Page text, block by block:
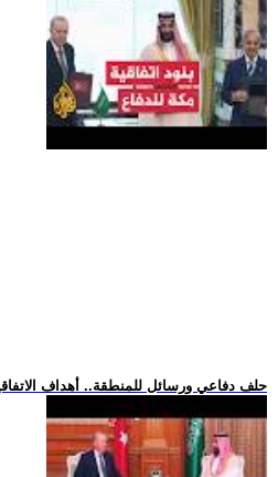
.. حلف دفاعي ورسائل للمنطقة.. أهداف